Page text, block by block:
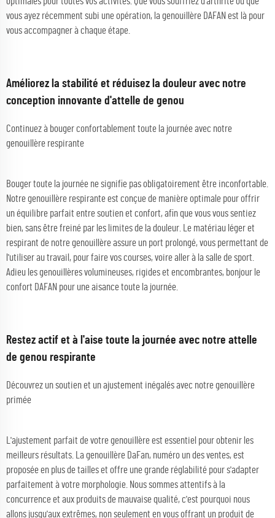
vous ayez récemment subi une opération, la genouillère DAFAN est là pour
vous accompagner à chaque étape.
Améliorez la stabilité et réduisez la douleur avec notre
conception innovante d'attelle de genou
Continuez à bouger confortablement toute la journée avec notre
genouillère respirante
Bouger toute la journée ne signifie pas obligatoirement être inconfortable.
Notre genouillère respirante est conçue de manière optimale pour offrir
un équilibre parfait entre soutien et confort, afin que vous vous sentiez
bien, sans être freiné par les limites de la douleur. Le matériau léger et
respirant de notre genouillère assure un port prolongé, vous permettant de
l'utiliser au travail, pour faire vos courses, voire aller à la salle de sport.
Adieu les genouillères volumineuses, rigides et encombrantes, bonjour le
confort DAFAN pour une aisance toute la journée.
Restez actif et à l'aise toute la journée avec notre attelle
de genou respirante
Découvrez un soutien et un ajustement inégalés avec notre genouillère
primée
L'ajustement parfait de votre genouillère est essentiel pour obtenir les
meilleurs résultats. La genouillère DaFan, numéro un des ventes, est
proposée en plus de tailles et offre une grande réglabilité pour s'adapter
parfaitement à votre morphologie. Nous sommes attentifs à la
concurrence et aux produits de mauvaise qualité, c'est pourquoi nous
allons jusqu'aux extrêmes, non seulement en vous offrant un produit de